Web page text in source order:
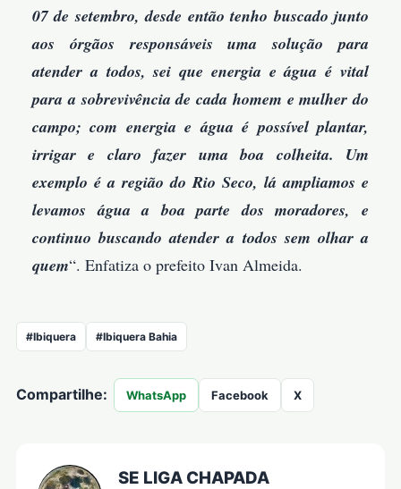
07 de setembro, desde então tenho buscado junto
aos órgãos responsáveis uma solução para
atender a todos, sei que energia e água é vital
para a sobrevivência de cada homem e mulher do
campo; com energia e água é possível plantar,
irrigar e claro fazer uma boa colheita. Um
exemplo é a região do Rio Seco, lá ampliamos e
levamos água a boa parte dos moradores, e
continuo buscando atender a todos sem olhar a
quem“. Enfatiza o prefeito Ivan Almeida.
#Ibiquera #Ibiquera Bahia
Compartilhe: WhatsApp Facebook X
SE LIGA CHAPADA